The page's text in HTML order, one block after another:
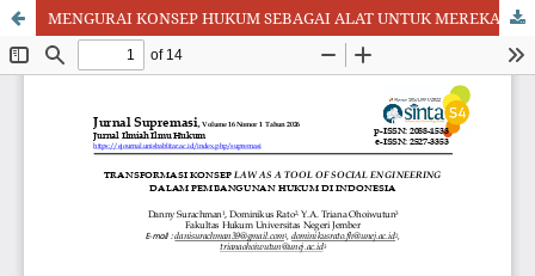
MENGURAI KONSEP HUKUM SEBAGAI ALAT UNTUK MEREKAYASA MASYARAKAT (LAW AS A TOOL OF SOCIAL ENGINEERING)